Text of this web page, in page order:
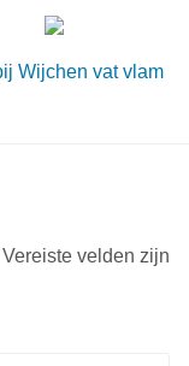
Wijchen vat vlam
Vereiste velden zijn